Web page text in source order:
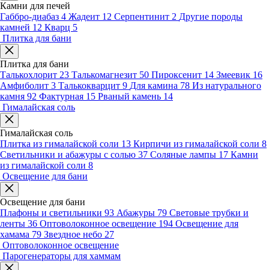
Камни для печей
Габбро-диабаз 4 Жадеит 12 Серпентинит 2 Другие породы
камней 12 Кварц 5
Плитка для бани
Плитка для бани
Талькохлорит 23 Талькомагнезит 50 Пироксенит 14 Змеевик 16
Амфиболит 3 Талькокварцит 9 Для камина 78 Из натурального
камня 92 Фактурная 15 Рваный камень 14
Гималайская соль
Гималайская соль
Плитка из гималайской соли 13 Кирпичи из гималайской соли 8
Светильники и абажуры с солью 37 Соляные лампы 17 Камни
из гималайской соли 8
Освещение для бани
Освещение для бани
Плафоны и светильники 93 Абажуры 79 Световые трубки и
ленты 36 Оптоволоконное освещение 194 Освещение для
хамама 79 Звездное небо 27
Оптоволоконное освещение
Парогенераторы для хаммам